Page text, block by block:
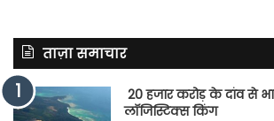
ताज़ा समाचार
20 हजार करोड़ के दांव से
लॉजिस्टिक्स किंग